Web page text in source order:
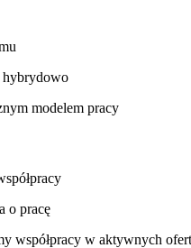
hybrydowo
modelem pracy
o pracę
współpracy w aktywnych